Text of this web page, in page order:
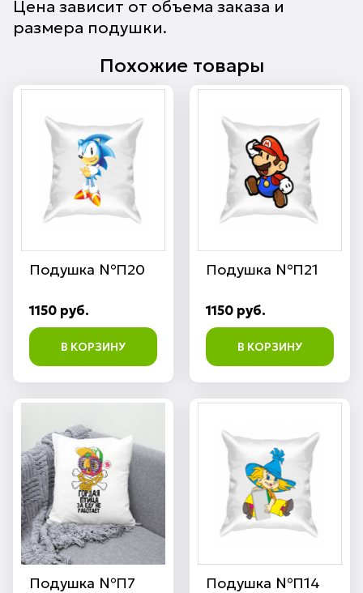
Цена зависит от объема заказа и
размера подушки.
Похожие товары
Подушка №П20
1150 руб.
В КОРЗИНУ
Подушка №П21
1150 руб.
В КОРЗИНУ
Подушка №П7 Подушка №П14